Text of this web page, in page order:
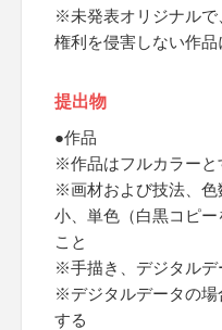
※未発表オリジナルで
権利を侵害しない作品
提出物
●作品
※作品はフルカラーと
※画材および技法、色
小、単色（白黒コピ
こと
※手描き、デジタルデ
※デジタルデータの場
する